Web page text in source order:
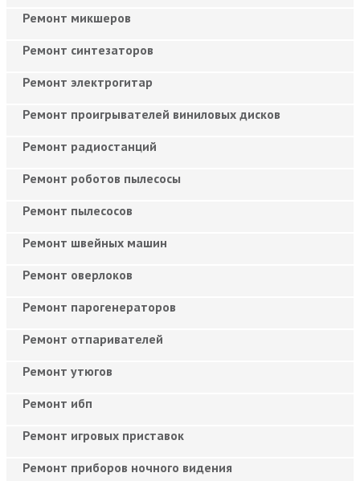
Ремонт микшеров
Ремонт синтезаторов
Ремонт электрогитар
Ремонт проигрывателей виниловых дисков
Ремонт радиостанций
Ремонт роботов пылесосы
Ремонт пылесосов
Ремонт швейных машин
Ремонт оверлоков
Ремонт парогенераторов
Ремонт отпаривателей
Ремонт утюгов
Ремонт ибп
Ремонт игровых приставок
Ремонт приборов ночного видения